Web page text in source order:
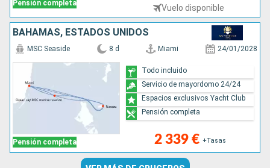
Pensión completa Vuelo disponible
BAHAMAS, ESTADOS UNIDOS
Pensión completa
MSC Seaside 8 d Miami 24/01/2028
2 339 € +Tasas
Todo incluido
Servicio de mayordomo 24/24
Espacios exclusivos Yacht Club
Pensión completa